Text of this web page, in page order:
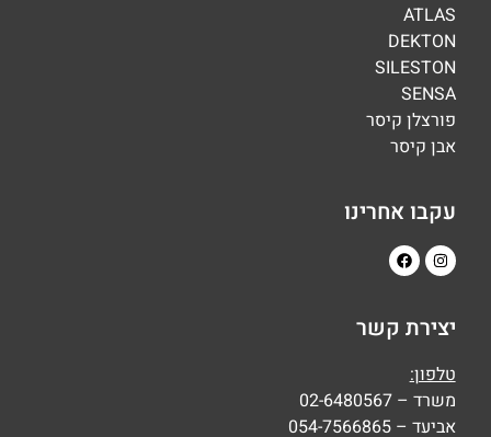
ATLAS
DEKTON
SILESTON
SENSA
פורצלן קיסר
אבן קיסר
עקבו אחרינו
יצירת קשר
טלפון:
משרד – 02-6480567
אביעד – 054-7566865